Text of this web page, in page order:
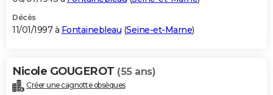
Décès
11/01/1997 à Fontainebleau (Seine-et-Marne)
Nicole GOUGEROT (55 ans)
Créer une cagnotte obsèques